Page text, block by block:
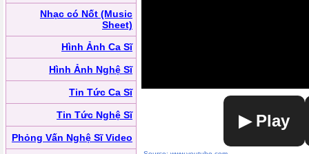
Nhạc có Nốt (Music
Sheet)
Hình Ảnh Ca Sĩ
Hình Ảnh Nghệ Sĩ
Tin Tức Ca Sĩ
Tin Tức Nghệ Sĩ
Phỏng Vấn Nghệ Sĩ Video
▶ Play